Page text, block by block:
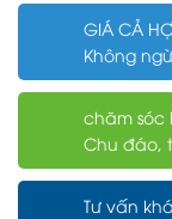
GIÁ CẢ
Không
chăm sóc
Chu đáo,
Tư vấn